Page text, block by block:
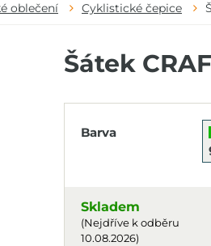
oblečení Cyklistické čepice
Šátek
Barva
Skladem
(Nejdříve k odběru
10.08.2026)